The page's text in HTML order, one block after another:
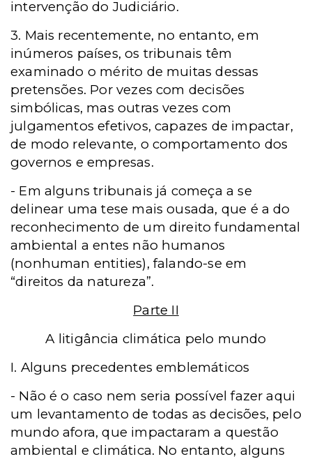
intervenção do Judiciário.
3. Mais recentemente, no entanto, em
inúmeros países, os tribunais têm
examinado o mérito de muitas dessas
pretensões. Por vezes com decisões
simbólicas, mas outras vezes com
julgamentos efetivos, capazes de impactar,
de modo relevante, o comportamento dos
governos e empresas.
- Em alguns tribunais já começa a se
delinear uma tese mais ousada, que é a do
reconhecimento de um direito fundamental
ambiental a entes não humanos
(nonhuman entities), falando-se em
“direitos da natureza”.
Parte II
A litigância climática pelo mundo
I. Alguns precedentes emblemáticos
- Não é o caso nem seria possível fazer aqui
um levantamento de todas as decisões, pelo
mundo afora, que impactaram a questão
ambiental e climática. No entanto, alguns